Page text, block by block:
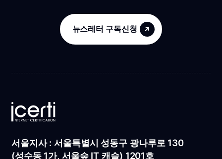
뉴스레터 구독신청
서울지사 : 서울특별시 성동구 광나루로 130
(성수동 1가, 서울숲 IT 캐슬) 1201호